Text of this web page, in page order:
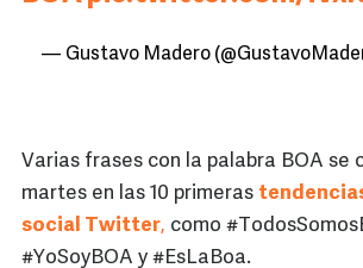
— Gustavo Madero
Varias frases con la palabra BOA se
martes en las 10 primeras
social Twitter, como
#YoSoyBOA y #EsLaBoa.